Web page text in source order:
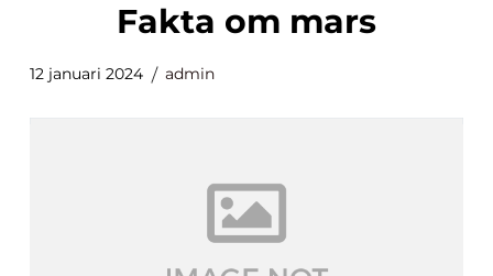
fakta om mars
12 januari 2024 admin